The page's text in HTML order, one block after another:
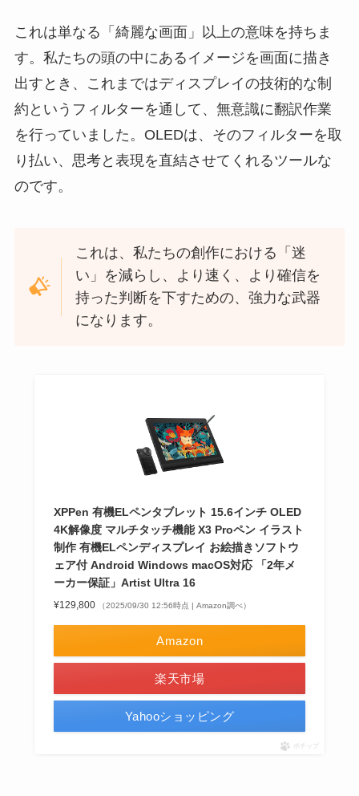
これは単なる「綺麗な画面」以上の意味を持ちま
す。私たちの頭の中にあるイメージを画面に描き
出すとき、これまではディスプレイの技術的な制
約というフィルターを通して、無意識に翻訳作業
を行っていました。OLEDは、そのフィルターを取
り払い、思考と表現を直結させてくれるツールな
のです。
これは、私たちの創作における「迷
い」を減らし、より速く、より確信を
持った判断を下すための、強力な武器
になります。
XPPen 有機ELペンタブレット 15.6インチ OLED
4K解像度 マルチタッチ機能 X3 Proペン イラスト
制作 有機ELペンディスプレイ お絵描きソフトウ
ェア付 Android Windows macOS対応 「2年メ
ーカー保証」Artist Ultra 16
¥129,800 （2025/09/30 12:56時点 | Amazon調べ）
Amazon
楽天市場
Yahooショッピング
ポチップ